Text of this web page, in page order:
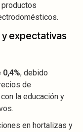
expectativas
0,4%, debido
de
la educación y
en hortalizas y